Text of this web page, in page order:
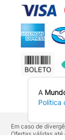
Em caso de
Ofertas válidas até
A
Política